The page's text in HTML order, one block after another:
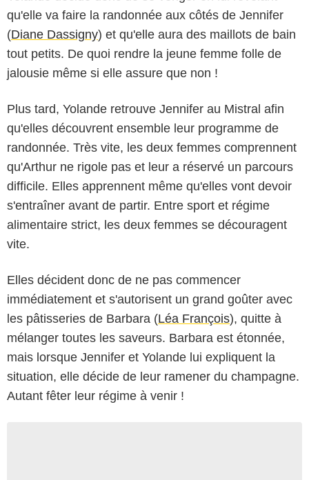
qu'elle va faire la randonnée aux côtés de Jennifer
(Diane Dassigny) et qu'elle aura des maillots de bain
tout petits. De quoi rendre la jeune femme folle de
jalousie même si elle assure que non !
Plus tard, Yolande retrouve Jennifer au Mistral afin
qu'elles découvrent ensemble leur programme de
randonnée. Très vite, les deux femmes comprennent
qu'Arthur ne rigole pas et leur a réservé un parcours
difficile. Elles apprennent même qu'elles vont devoir
s'entraîner avant de partir. Entre sport et régime
alimentaire strict, les deux femmes se découragent
vite.
Elles décident donc de ne pas commencer
immédiatement et s'autorisent un grand goûter avec
les pâtisseries de Barbara (Léa François), quitte à
mélanger toutes les saveurs. Barbara est étonnée,
mais lorsque Jennifer et Yolande lui expliquent la
situation, elle décide de leur ramener du champagne.
Autant fêter leur régime à venir !